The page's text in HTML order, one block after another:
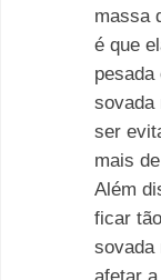
massa
é que
pesada
sovada
ser
mais
Além
ficar
sovada